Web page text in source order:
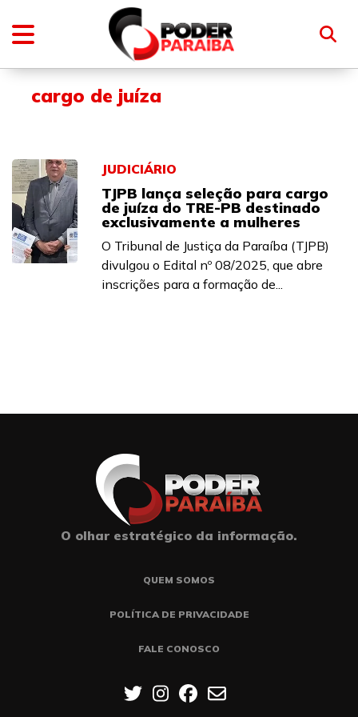
cargo de juíza
JUDICIÁRIO
TJPB lança seleção para cargo
de juíza do TRE-PB destinado
exclusivamente a mulheres
O Tribunal de Justiça da Paraíba (TJPB)
divulgou o Edital nº 08/2025, que abre
inscrições para a formação de...
O olhar estratégico da informação.
QUEM SOMOS
POLÍTICA DE PRIVACIDADE
FALE CONOSCO